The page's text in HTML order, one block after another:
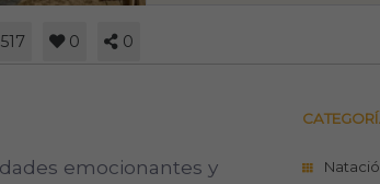
0 0
emocionantes y